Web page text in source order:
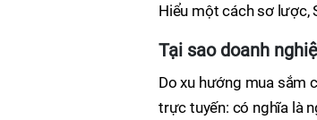
Hiểu một cách sơ lược,
Tại sao doanh
Do xu hướng mua sắm
trực tuyến: có nghĩa là